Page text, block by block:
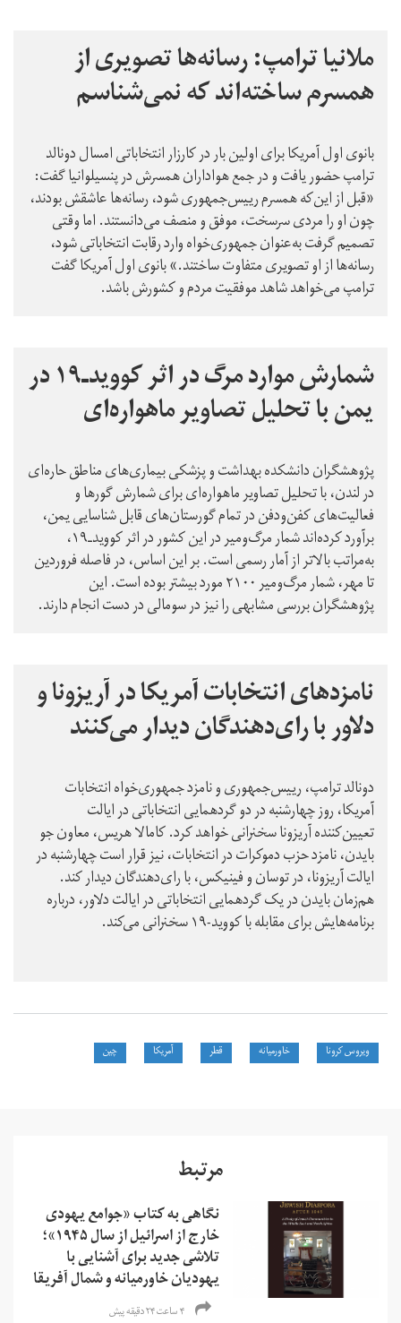
ملانیا ترامپ: رسانه‌ها تصویری از
همسرم ساخته‌اند که نمی‌شناسم
بانوی اول آمریکا برای اولین بار در کارزار انتخاباتی امسال دونالد
ترامپ حضور یافت و در جمع هواداران همسرش در پنسیلوانیا گفت:‌
«قبل از این‌که همسرم رییس‌جمهوری شود، رسانه‌ها عاشقش بودند،
چون او را مردی سرسخت، موفق و منصف می‌دانستند. اما وقتی
تصمیم گرفت به‌عنوان جمهوری‌خواه وارد رقابت انتخاباتی شود،
رسانه‌ها از او تصویری متفاوت ساختند.» بانوی اول آمریکا گفت
ترامپ می‌خواهد شاهد موفقیت مردم و کشورش باشد.
شمارش موارد مرگ در اثر کووید‌ـ‌۱۹ در
یمن با تحلیل تصاویر ماهواره‌ای
پژوهشگران دانشکده بهداشت و پزشکی بیماری‌های مناطق حاره‌ای
در لندن، با تحلیل تصاویر ماهواره‌ای برای شمارش گورها و
فعالیت‌های کفن‌و‌دفن در تمام گورستان‌های قابل شناسایی یمن،
برآورد کرده‌اند شمار مرگ‌و‌میر در این کشور در اثر کووید‌ـ‌۱۹،
به‌مراتب بالاتر از آمار رسمی است. بر این اساس، در فاصله فروردین
تا مهر، شمار مرگ‌ومیر ۲۱۰۰ مورد بیشتر بوده است. این
پژوهشگران بررسی مشابهی را نیز در سومالی در دست انجام دارند.
نامزدهای انتخابات آمریکا در آریزونا و
دلاور با رای‌دهندگان دیدار می‌کنند
دونالد ترامپ، رییس‌جمهوری و نامزد جمهوری‌خواه انتخابات
آمریکا، روز چهارشنبه در دو گردهمایی انتخاباتی در ایالت
تعیین‌کننده آریزونا سخنرانی خواهد کرد. کامالا هریس، معاون جو
بایدن، نامزد حزب دموکرات در انتخابات، نیز قرار است چهارشنبه در
ایالت آریزونا، در توسان و فینیکس، با رای‌دهندگان دیدار کند.
هم‌زمان بایدن در یک گردهمایی انتخاباتی در ایالت دلاور، درباره
برنامه‌هایش برای مقابله با کووید-۱۹ سخنرانی می‌کند.
ویروس کرونا خاورمیانه قطر آمریکا چین
مرتبط
نگاهی به کتاب «جوامع یهودی
خارج از اسرائیل از سال ۱۹۴۵»؛
تلاشی جدید برای آشنایی با
یهودیان خاورمیانه و شمال آفریقا
۴ ساعت ۲۴ دقیقه پیش